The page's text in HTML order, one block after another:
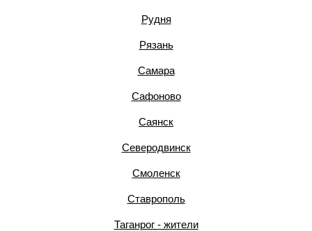
Рудня
Рязань
Самара
Сафоново
Саянск
Северодвинск
Смоленск
Ставрополь
Таганрог - жители